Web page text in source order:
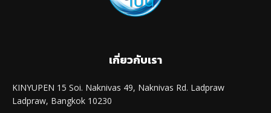
เกี่ยวกับเรา
KINYUPEN 15 Soi. Naknivas 49, Naknivas Rd. Ladpraw
Ladpraw, Bangkok 10230